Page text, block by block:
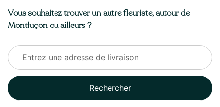
Vous souhaitez trouver un autre fleuriste, autour de
Montluçon ou ailleurs ?
Rechercher